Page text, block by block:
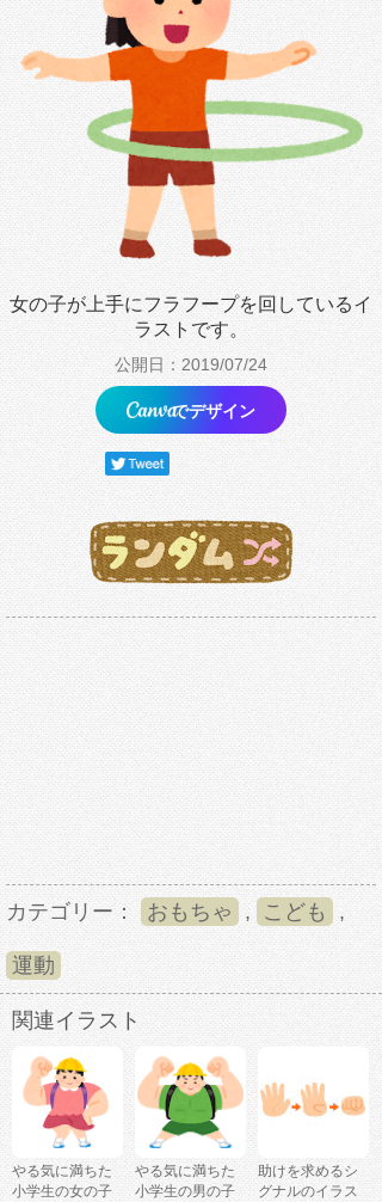
女の子が上手にフラフープを回しているイ
ラストです。
公開日：2019/07/24
でデザイン
カテゴリー： おもちゃ , こども ,
運動
関連イラスト
やる気に満ちた
小学生の女の子
やる気に満ちた
小学生の男の子
助けを求めるシ
グナルのイラス